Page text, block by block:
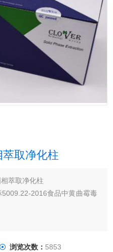
取净化柱
萃取净化柱
2016食品中黄曲霉毒
浏览次数： 5853